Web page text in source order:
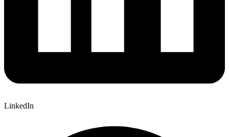
LinkedIn